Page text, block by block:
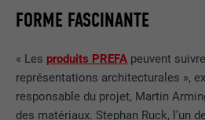
FORME FASCINANTE
« Les produits PREFA peuvent
représentations architecturales »,
responsable du projet, Martin
des matériaux. Stephan Ruck, l’un